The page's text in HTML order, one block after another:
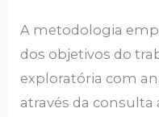
A metodologia
dos objetivos do
exploratória com
através da